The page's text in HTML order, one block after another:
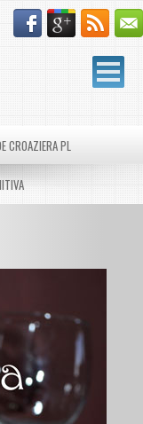
CROAZIERA PL